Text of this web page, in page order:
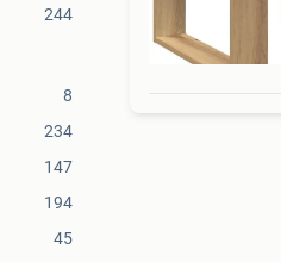
244
8
234
147
194
45